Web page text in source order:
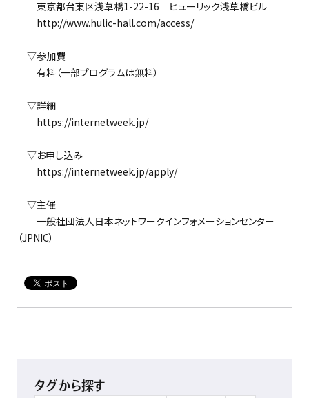
東京都台東区浅草橋1-22-16 ヒューリック浅草橋ビル
http://www.hulic-hall.com/access/
▽参加費
有料（一部プログラムは無料）
▽詳細
https://internetweek.jp/
▽お申し込み
https://internetweek.jp/apply/
▽主催
一般社団法人日本ネットワークインフォメーションセンター
（JPNIC）
タグから探す